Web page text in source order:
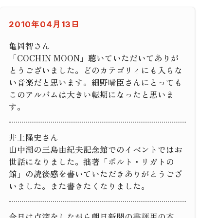
2010年04月13日
亀岡智さん
「COCHIN MOON」聴いていただいてありが
とうございました。どのカテゴリィにも入らな
い音楽だと思います。細野晴臣さんにとっても
このアルバムは大きい転期になったと思いま
す。
井上隆史さん
山中湖の三島由紀夫記念館でのイベントではお
世話になりました。拙著「ポルト・リガトの
館」の読後感を書いていただきありがとうござ
いました。また書きたくなりました。